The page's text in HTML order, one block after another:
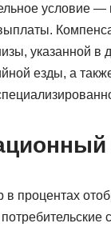
условие —
указанной в
езды, а
процентах